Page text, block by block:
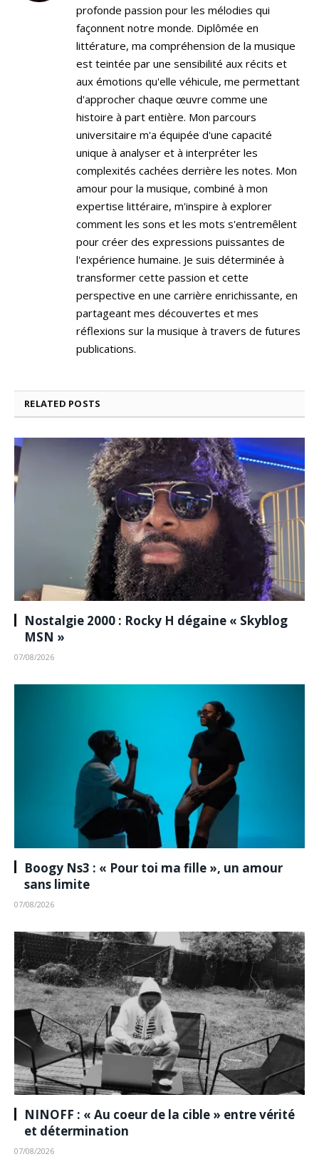
profonde passion pour les mélodies qui
façonnent notre monde. Diplômée en
littérature, ma compréhension de la musique
est teintée par une sensibilité aux récits et
aux émotions qu'elle véhicule, me permettant
d'approcher chaque œuvre comme une
histoire à part entière. Mon parcours
universitaire m'a équipée d'une capacité
unique à analyser et à interpréter les
complexités cachées derrière les notes. Mon
amour pour la musique, combiné à mon
expertise littéraire, m'inspire à explorer
comment les sons et les mots s'entremêlent
pour créer des expressions puissantes de
l'expérience humaine. Je suis déterminée à
transformer cette passion et cette
perspective en une carrière enrichissante, en
partageant mes découvertes et mes
réflexions sur la musique à travers de futures
publications.
RELATED POSTS
Nostalgie 2000 : Rocky H dégaine « Skyblog
MSN »
07/08/2026
Boogy Ns3 : « Pour toi ma fille », un amour
sans limite
07/08/2026
NINOFF : « Au coeur de la cible » entre vérité
et détermination
07/08/2026